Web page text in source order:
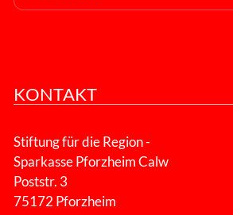
KONTAKT
Stiftung für die Region -
Sparkasse Pforzheim Calw
Poststr. 3
75172 Pforzheim